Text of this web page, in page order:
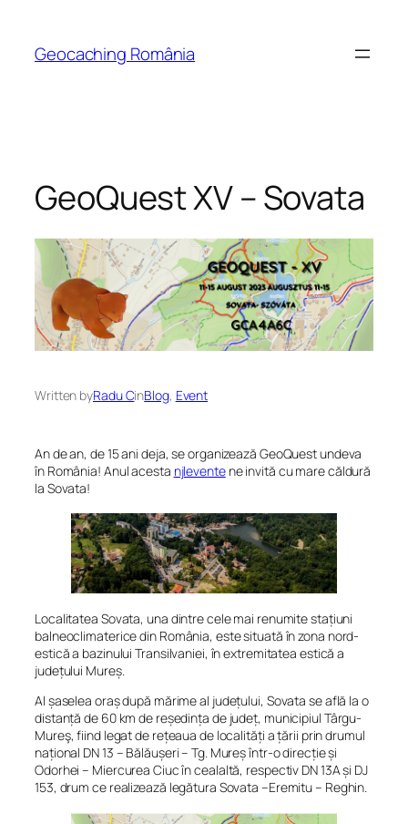
content
Geocaching România
GeoQuest XV – Sovata
Written byRadu CinBlog, Event
An de an, de 15 ani deja, se organizează GeoQuest undeva
în România! Anul acesta njleventene invită cu mare căldură
la Sovata!
Localitatea Sovata, una dintre cele mai renumite stațiuni
balneoclimaterice din România, este situată în zona nord-
estică a bazinului Transilvaniei, în extremitatea estică a
județului Mureș.
Al șaselea oraș după mărime al județului, Sovata se află la o
distanță de 60 km de reședința de județ, municipiul Târgu-
Mureş, fiind legat de rețeaua de localități a țării prin drumul
național DN 13 – Bălăușeri – Tg. Mureș într-o direcție și
Odorhei – Miercurea Ciuc în cealaltă, respectiv DN 13A și DJ
153, drum ce realizează legătura Sovata –Eremitu – Reghin.